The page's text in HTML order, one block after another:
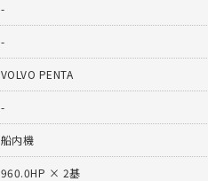
-
-
VOLVO PENTA
-
船内機
960.0HP × 2基